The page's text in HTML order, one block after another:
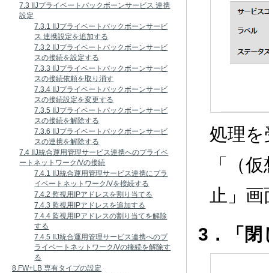
7.3 IIJプライベートバックボーンサービス 連携
設定
7.3.1 IIJプライベートバックボーンサービ
ス 連携設定を追加する
7.3.2 IIJプライベートバックボーンサービ
スの接続を設定する
7.3.3 IIJプライベートバックボーンサービ
スの接続依頼を取り消す
7.3.4 IIJプライベートバックボーンサービ
スの接続設定を変更する
7.3.5 IIJプライベートバックボーンサービ
スの接続を解除する
7.3.6 IIJプライベートバックボーンサービ
スの連携を解除する
7.4 IIJ統合運用管理サービス連携へのプライベ
ートネットワーク/Vの接続
7.4.1 IIJ統合運用管理サービス連携にプラ
イベートネットワーク/Vを接続する
7.4.2 監視用IPアドレスを割り当てる
7.4.3 監視用IPアドレスを追加する
7.4.4 監視用IPアドレスの割り当てを解除
する
7.4.5 IIJ統合運用管理サービス連携へのプ
ライベートネットワーク/Vの接続を解除す
る
8.FW+LB 専有タイプの設定
処理
「（
止」
3．「閉